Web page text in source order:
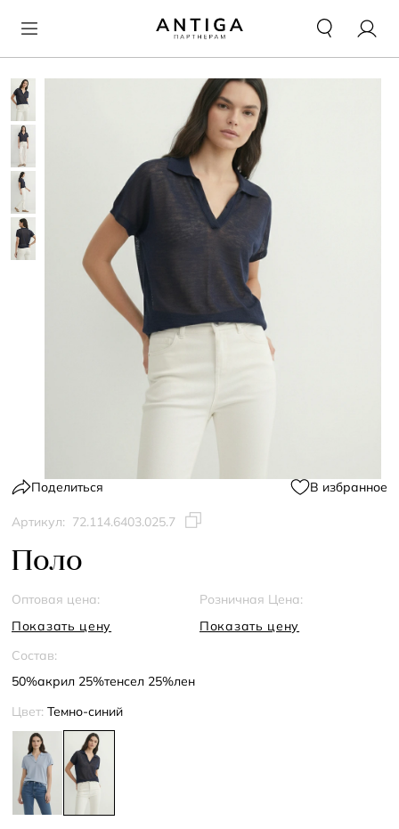
Поделиться В избранное
Артикул: 72.114.6403.025.7
Поло
Оптовая цена:
Показать цену
Розничная Цена:
Показать цену
Состав:
50%акрил 25%тенсел 25%лен
Цвет: Темно-синий